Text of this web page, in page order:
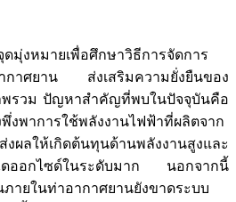
มุ่งหมายเพื่อศึกษาวิธีการจัดการ
ากาศยาน ส่งเสริมความยั่งยืนของ
พรวม ปัญหาสำคัญที่พบในปัจจุบันคือ
งพาการใช้พลังงานไฟฟ้าที่ผลิตจาก
งผลให้เกิดต้นทุนด้านพลังงานสูงและ
ดออกไซด์ในระดับมาก นอกจากนี้
ายในท่าอากาศยานยังขาดระบบ